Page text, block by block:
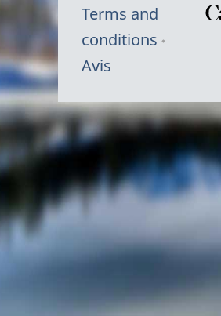
Terms and
conditions
Avis